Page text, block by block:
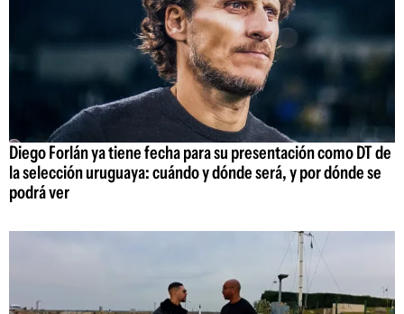
Diego Forlán ya tiene fecha para su presentación como DT de
la selección uruguaya: cuándo y dónde será, y por dónde se
podrá ver